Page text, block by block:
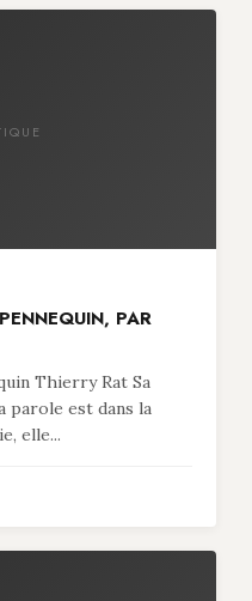
PAR
Thierry Rat Sa
parole est dans la
elle...